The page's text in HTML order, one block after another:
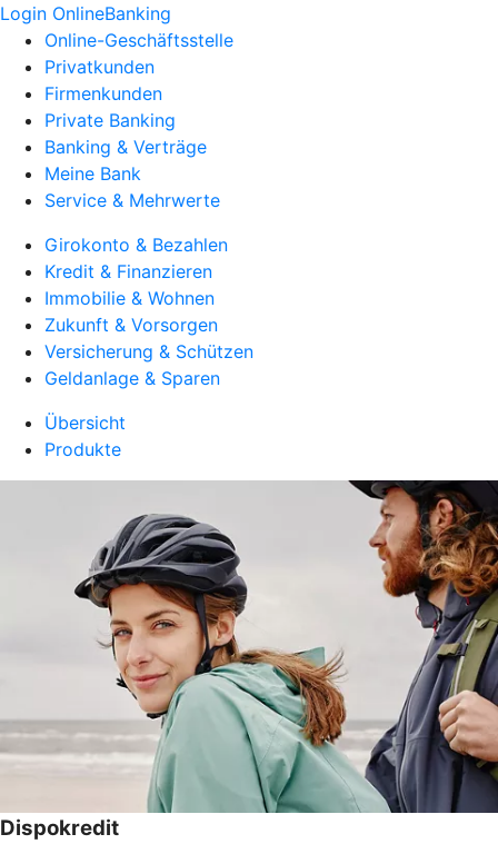
Login OnlineBanking
Online-Geschäftsstelle
Privatkunden
Firmenkunden
Private Banking
Banking & Verträge
Meine Bank
Service & Mehrwerte
Girokonto & Bezahlen
Kredit & Finanzieren
Immobilie & Wohnen
Zukunft & Vorsorgen
Versicherung & Schützen
Geldanlage & Sparen
Übersicht
Produkte
Dispokredit